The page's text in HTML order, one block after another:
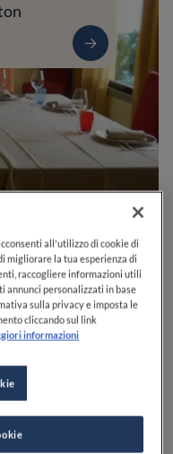
all'utilizzo di cookie di
migliorare la tua esperienza di
raccogliere informazioni utili
annunci personalizzati in base
sulla privacy e imposta le
cliccando sul link
informazioni